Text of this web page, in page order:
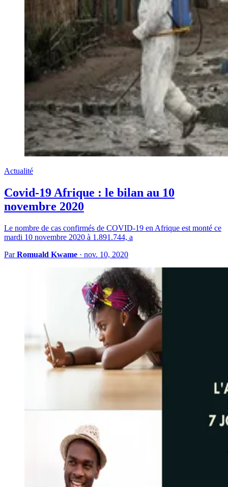
Actualité
Covid-19 Afrique : le bilan au 10
novembre 2020
Le nombre de cas confirmés de COVID-19 en Afrique est monté ce
mardi 10 novembre 2020 à 1.891.744, a
ParRomuald Kwame · nov. 10, 2020